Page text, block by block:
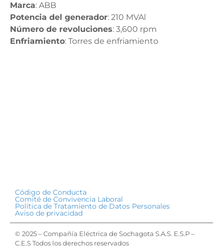
Marca: ABB
Potencia del generador: 210 MVAl
Número de revoluciones: 3,600 rpm
Enfriamiento: Torres de enfriamiento
Código de Conducta
Comité de Convivencia Laboral
Política de Tratamiento de Datos Personales
Aviso de privacidad
© 2025 – Compañía Eléctrica de Sochagota S.A.S. E.S.P –
C.E.S Todos los derechos reservados